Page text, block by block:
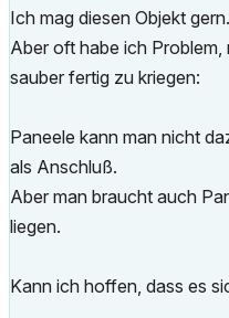
Ich mag diesen Objekt gern.
Aber oft habe ich Problem,
sauber fertig zu kriegen:
Paneele kann man nicht
als Anschluß.
Aber man braucht auch
liegen.
Kann ich hoffen, dass es